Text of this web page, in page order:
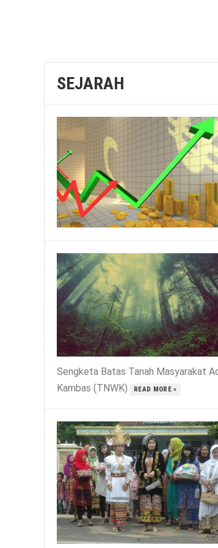
SEJARAH
Sengketa Batas Tanah Masyarakat
Kambas (TNWK)
READ MORE »